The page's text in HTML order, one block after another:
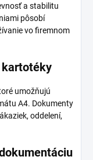
a stabilitu
pôsobí
vo firemnom
kartotéky
umožňujú
A4. Dokumenty
oddelení,